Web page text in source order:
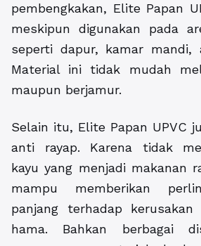
pembengkakan, Elite Papan
meskipun digunakan pada
seperti dapur, kamar mandi,
Material ini tidak mudah
maupun berjamur.
Selain itu, Elite Papan UPVC
anti rayap. Karena tidak
kayu yang menjadi makanan
mampu memberikan
panjang terhadap kerusakan
hama. Bahkan berbagai